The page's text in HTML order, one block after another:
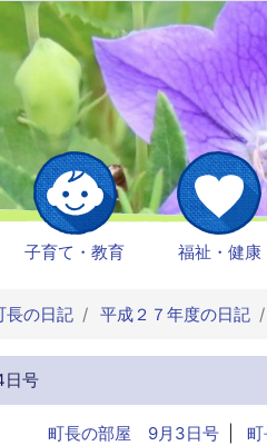
子育て・教育 福祉・健康
長の日記 平成２７年度の日記
号
町長の部屋 9月3日号